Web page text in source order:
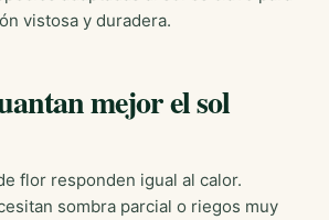
vistosa y duradera.
mejor el sol
flor responden igual al calor.
sombra parcial o riegos muy